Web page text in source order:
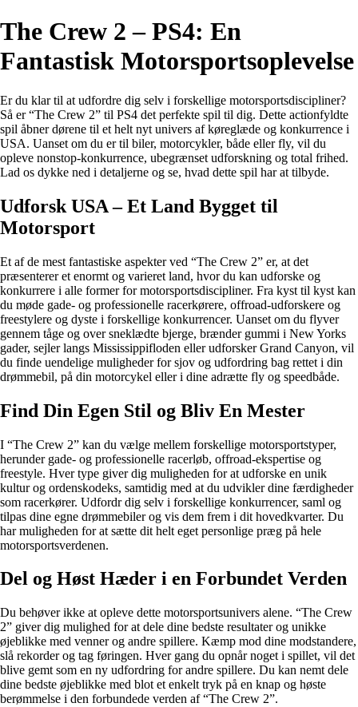
The Crew 2 – PS4: En
Fantastisk Motorsportsoplevelse
Er du klar til at udfordre dig selv i forskellige motorsportsdiscipliner?
Så er “The Crew 2” til PS4 det perfekte spil til dig. Dette actionfyldte
spil åbner dørene til et helt nyt univers af køreglæde og konkurrence i
USA. Uanset om du er til biler, motorcykler, både eller fly, vil du
opleve nonstop-konkurrence, ubegrænset udforskning og total frihed.
Lad os dykke ned i detaljerne og se, hvad dette spil har at tilbyde.
Udforsk USA – Et Land Bygget til
Motorsport
Et af de mest fantastiske aspekter ved “The Crew 2” er, at det
præsenterer et enormt og varieret land, hvor du kan udforske og
konkurrere i alle former for motorsportsdiscipliner. Fra kyst til kyst kan
du møde gade- og professionelle racerkørere, offroad-udforskere og
freestylere og dyste i forskellige konkurrencer. Uanset om du flyver
gennem tåge og over sneklædte bjerge, brænder gummi i New Yorks
gader, sejler langs Mississippifloden eller udforsker Grand Canyon, vil
du finde uendelige muligheder for sjov og udfordring bag rettet i din
drømmebil, på din motorcykel eller i dine adrætte fly og speedbåde.
Find Din Egen Stil og Bliv En Mester
I “The Crew 2” kan du vælge mellem forskellige motorsportstyper,
herunder gade- og professionelle racerløb, offroad-ekspertise og
freestyle. Hver type giver dig muligheden for at udforske en unik
kultur og ordenskodeks, samtidig med at du udvikler dine færdigheder
som racerkører. Udfordr dig selv i forskellige konkurrencer, saml og
tilpas dine egne drømmebiler og vis dem frem i dit hovedkvarter. Du
har muligheden for at sætte dit helt eget personlige præg på hele
motorsportsverdenen.
Del og Høst Hæder i en Forbundet Verden
Du behøver ikke at opleve dette motorsportsunivers alene. “The Crew
2” giver dig mulighed for at dele dine bedste resultater og unikke
øjeblikke med venner og andre spillere. Kæmp mod dine modstandere,
slå rekorder og tag føringen. Hver gang du opnår noget i spillet, vil det
blive gemt som en ny udfordring for andre spillere. Du kan nemt dele
dine bedste øjeblikke med blot et enkelt tryk på en knap og høste
berømmelse i den forbundede verden af “The Crew 2”.